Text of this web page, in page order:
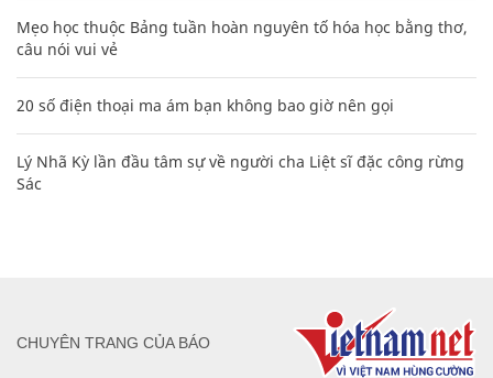
Mẹo học thuộc Bảng tuần hoàn nguyên tố hóa học bằng thơ,
câu nói vui vẻ
20 số điện thoại ma ám bạn không bao giờ nên gọi
Lý Nhã Kỳ lần đầu tâm sự về người cha Liệt sĩ đặc công rừng
Sác
CHUYÊN TRANG CỦA BÁO